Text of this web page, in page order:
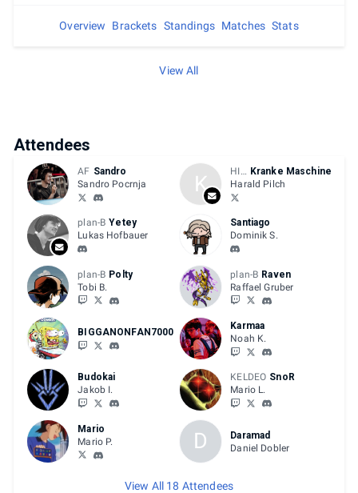
Overview Brackets Standings Matches Stats
View All
Attendees
AF Sandro
Sandro Pocrnja
K HIVE Kranke Maschine
Harald Pilch
plan-B Yetey
Lukas Hofbauer
Santiago
Dominik S.
plan-B Polty
Tobi B.
plan-B Raven
Raffael Gruber
BIGGANONFAN7000
Karmaa
Noah K.
Budokai
Jakob I.
KELDEO SnoR
Mario L.
Mario
Mario P.
D
Daramad
Daniel Dobler
View All 18 Attendees